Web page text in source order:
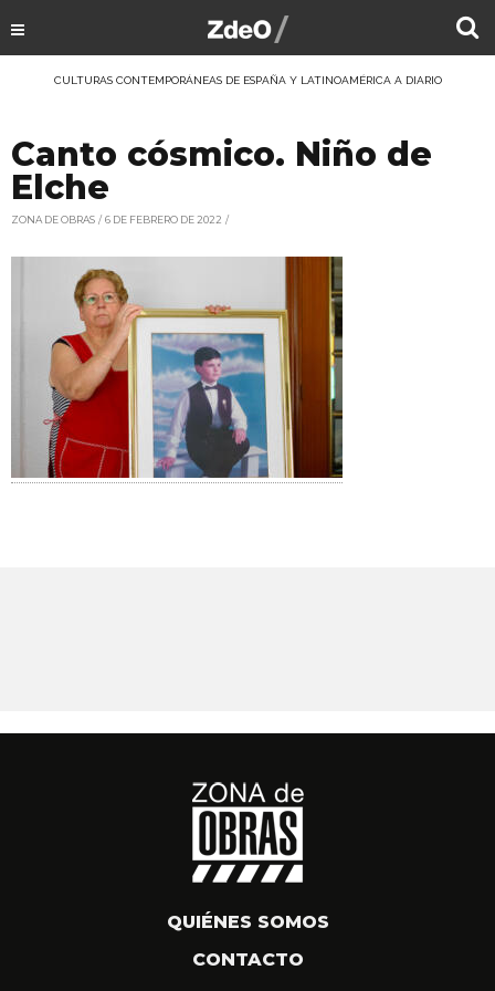
CULTURAS CONTEMPORÁNEAS DE ESPAÑA Y LATINOAMÉRICA A DIARIO
Canto cósmico. Niño de
Elche
ZONA DE OBRAS 6 DE FEBRERO DE 2022
QUIÉNES SOMOS
CONTACTO